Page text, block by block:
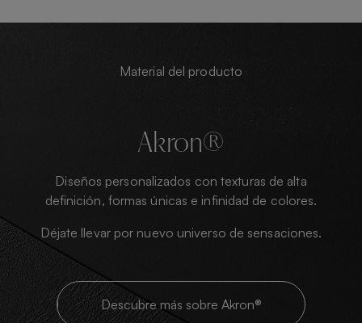
Material del producto
Akron®
Diseños personalizados con texturas de alta
definición, formas únicas e infinidad de colores.
Déjate llevar por nuevo universo de sensaciones.
Descubre más sobre Akron®